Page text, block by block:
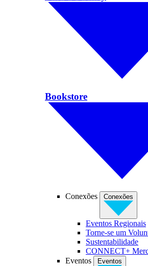
Bookstore
Conexões Conexões
Eventos Regionais
Torne-se um
Sustentabilidade
CONNECT+
Eventos
Eventos